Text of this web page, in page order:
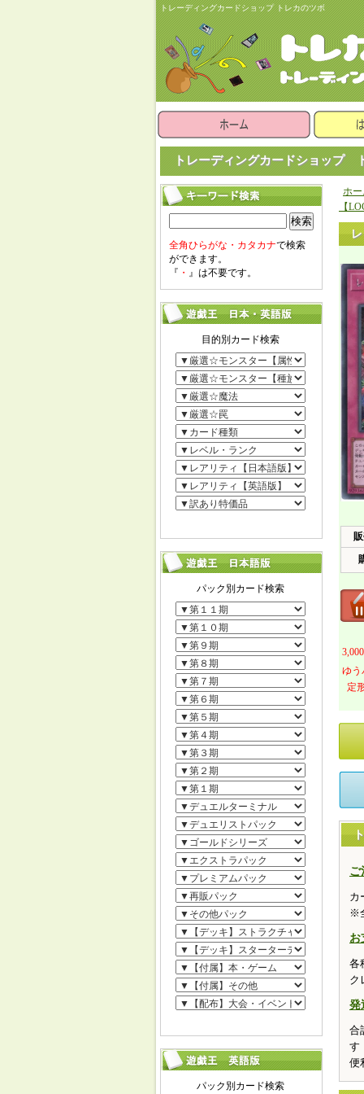
トレーディングカードショップ トレカのツボ
トレーディングカードショップ
検索
全角ひらがな・カタカナで検索
ができます。
『 ・ 』は不要です。
ホ
【
ゆう
定
ご
カ
※
お
各
ク
発
合
す
便